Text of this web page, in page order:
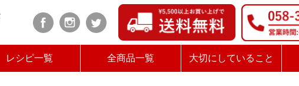
レシピ一覧 全商品一覧 大切にしていること